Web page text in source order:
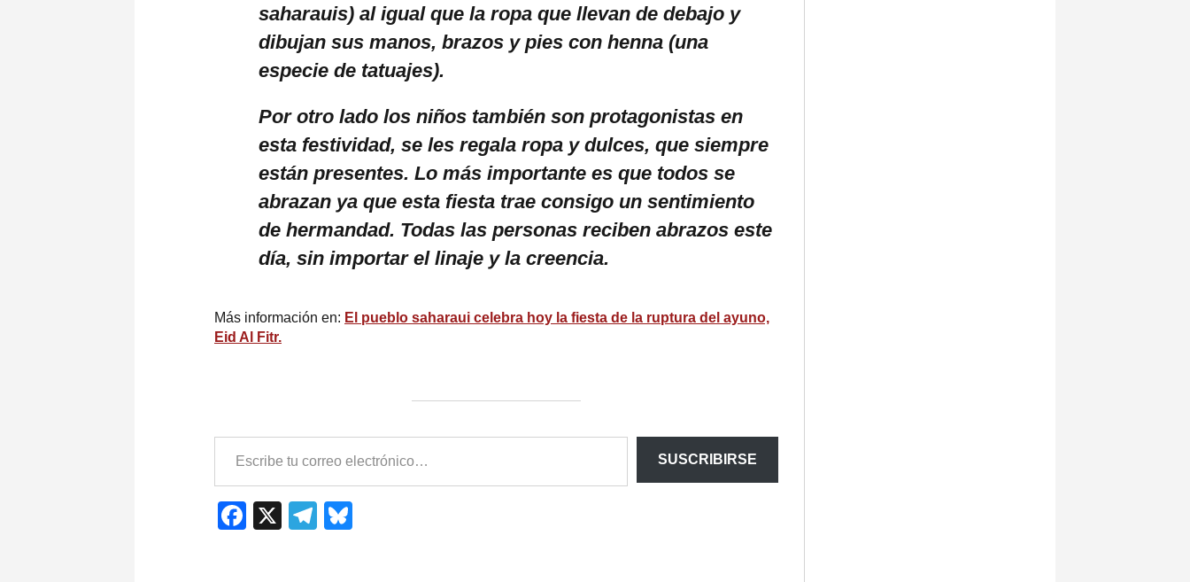
saharauis) al igual que la ropa que llevan de debajo y
dibujan sus manos, brazos y pies con henna (una
especie de tatuajes).
Por otro lado los niños también son protagonistas en
esta festividad, se les regala ropa y dulces, que siempre
están presentes. Lo más importante es que todos se
abrazan ya que esta fiesta trae consigo un sentimiento
de hermandad. Todas las personas reciben abrazos este
día, sin importar el linaje y la creencia.
Más información en: El pueblo saharaui celebra hoy la fiesta de la ruptura del ayuno,
Eid Al Fitr.
SUSCRIBIRSE
Facebook
X Telegram